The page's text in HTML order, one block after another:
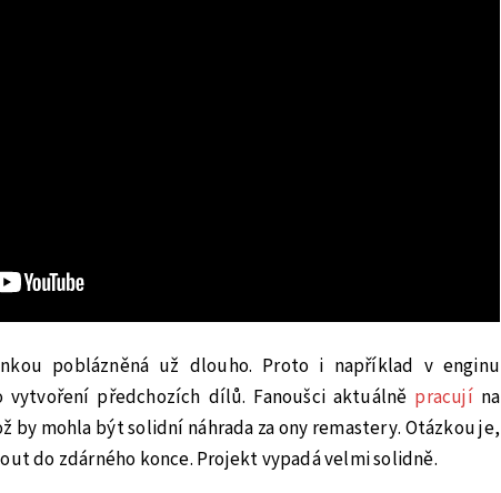
poblázněná už dlouho. Proto i například v enginu
předchozích dílů. Fanoušci aktuálně pracují na
by mohla být solidní náhrada za ony remastery. Otázkou je,
do zdárného konce. Projekt vypadá velmi solidně.